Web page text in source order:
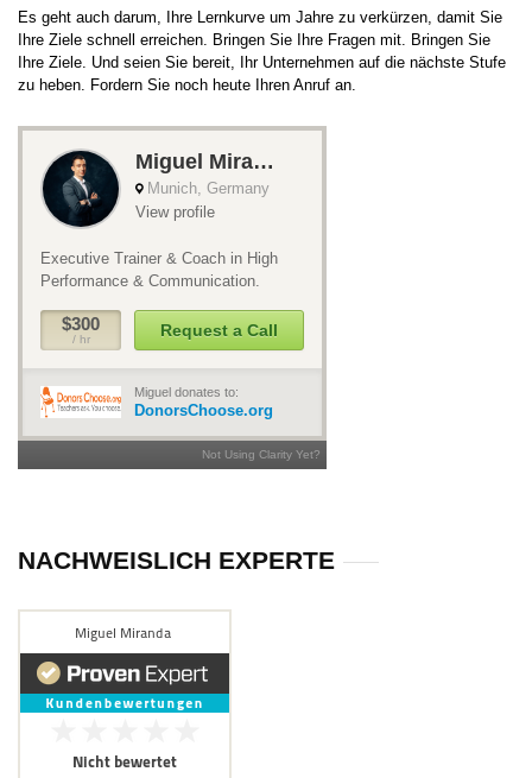
Es geht auch darum, Ihre Lernkurve um Jahre zu verkürzen, damit Sie
Ihre Ziele schnell erreichen. Bringen Sie Ihre Fragen mit. Bringen Sie
Ihre Ziele. Und seien Sie bereit, Ihr Unternehmen auf die nächste Stufe
zu heben. Fordern Sie noch heute Ihren Anruf an.
NACHWEISLICH EXPERTE